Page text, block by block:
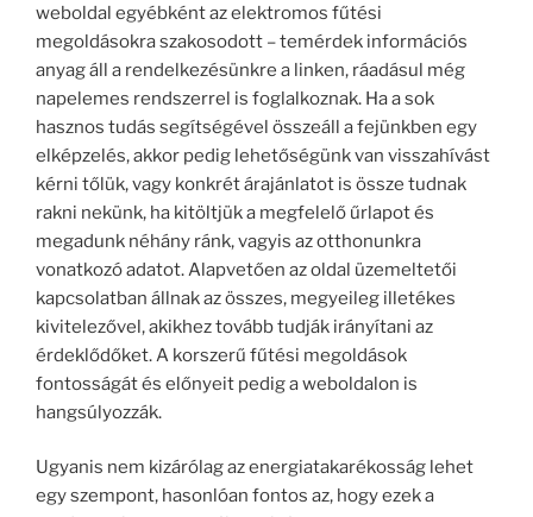
weboldal egyébként az elektromos fűtési
megoldásokra szakosodott – temérdek információs
anyag áll a rendelkezésünkre a linken, ráadásul még
napelemes rendszerrel is foglalkoznak. Ha a sok
hasznos tudás segítségével összeáll a fejünkben egy
elképzelés, akkor pedig lehetőségünk van visszahívást
kérni tőlük, vagy konkrét árajánlatot is össze tudnak
rakni nekünk, ha kitöltjük a megfelelő űrlapot és
megadunk néhány ránk, vagyis az otthonunkra
vonatkozó adatot. Alapvetően az oldal üzemeltetői
kapcsolatban állnak az összes, megyeileg illetékes
kivitelezővel, akikhez tovább tudják irányítani az
érdeklődőket. A korszerű fűtési megoldások
fontosságát és előnyeit pedig a weboldalon is
hangsúlyozzák.
Ugyanis nem kizárólag az energiatakarékosság lehet
egy szempont, hasonlóan fontos az, hogy ezek a